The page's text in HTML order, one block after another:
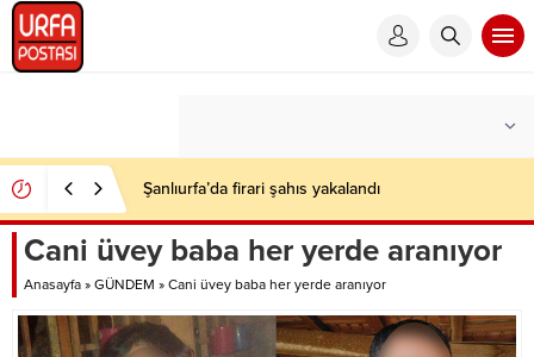
Şanlıurfa’da firari şahıs yakalandı
Cani üvey baba her yerde aranıyor
Anasayfa » GÜNDEM » Cani üvey baba her yerde aranıyor